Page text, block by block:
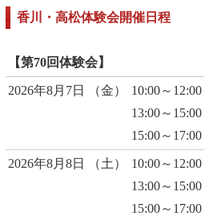
香川・高松体験会開催日程
【第70回体験会】
2026年8月7日 （金）
10:00～12:00
13:00～15:00
15:00～17:00
2026年8月8日 （土）
10:00～12:00
13:00～15:00
15:00～17:00